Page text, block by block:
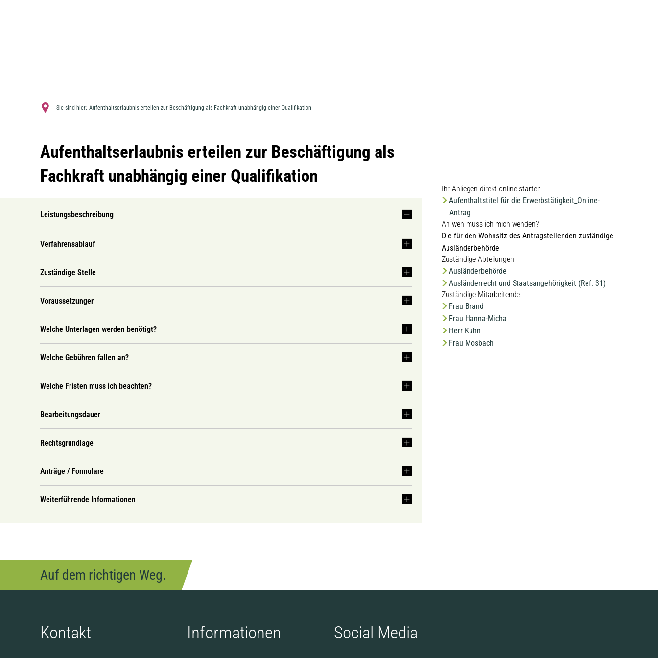
Sie sind hier: Aufenthaltserlaubnis erteilen zur Beschäftigung als Fachkraft unabhängig einer Qualifikation
Aufenthaltserlaubnis erteilen zur Beschäftigung als
Fachkraft unabhängig einer Qualifikation
Leistungsbeschreibung
Verfahrensablauf
Zuständige Stelle
Voraussetzungen
Welche Unterlagen werden benötigt?
Welche Gebühren fallen an?
Welche Fristen muss ich beachten?
Bearbeitungsdauer
Rechtsgrundlage
Anträge / Formulare
Weiterführende Informationen
Ihr Anliegen direkt online starten
Aufenthaltstitel für die Erwerbstätigkeit_Online-
Antrag
An wen muss ich mich wenden?
Die für den Wohnsitz des Antragstellenden zuständige
Ausländerbehörde
Zuständige Abteilungen
Ausländerbehörde
Ausländerrecht und Staatsangehörigkeit (Ref. 31)
Zuständige Mitarbeitende
Frau Brand
Frau Hanna-Micha
Herr Kuhn
Frau Mosbach
Auf dem richtigen Weg.
Kontakt Informationen Social Media